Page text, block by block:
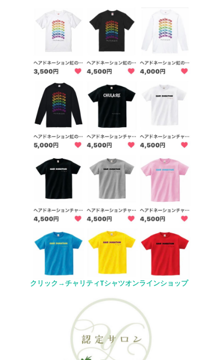
クリック→チャリティTシャツオンラインショップ